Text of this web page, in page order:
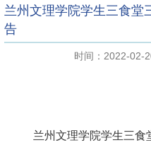
兰州文理学院学生三食堂
告
时间：2022-02-
兰州文理学院学生三食